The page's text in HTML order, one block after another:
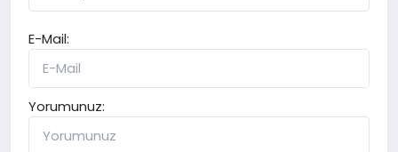
E-Mail:
Yorumunuz: